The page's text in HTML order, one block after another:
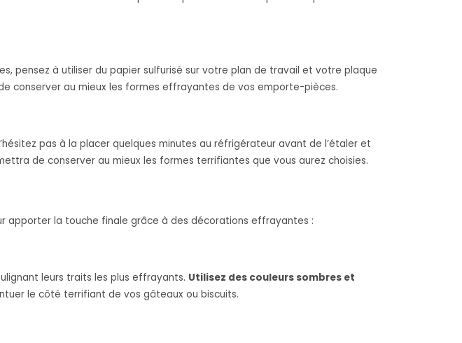
pensez à utiliser du papier sulfurisé sur votre plan de travail et votre plaque
conserver au mieux les formes effrayantes de vos emporte-pièces.
pas à la placer quelques minutes au réfrigérateur avant de l’étaler et
de conserver au mieux les formes terrifiantes que vous aurez choisies.
apporter la touche finale grâce à des décorations effrayantes :
leurs traits les plus effrayants. Utilisez des couleurs sombres et
le côté terrifiant de vos gâteaux ou biscuits.